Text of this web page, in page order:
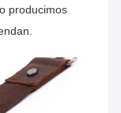
producimos